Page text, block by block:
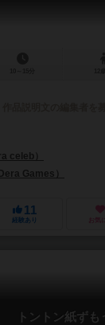
celeb）
Games）
11
経験あり お気
トントン紙ずも